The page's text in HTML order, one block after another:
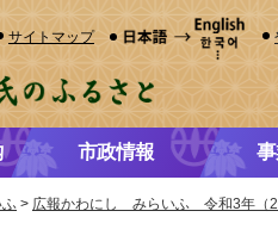
サイトマップ
市政情報
> 広報かわにし みらいふ 令和3年（